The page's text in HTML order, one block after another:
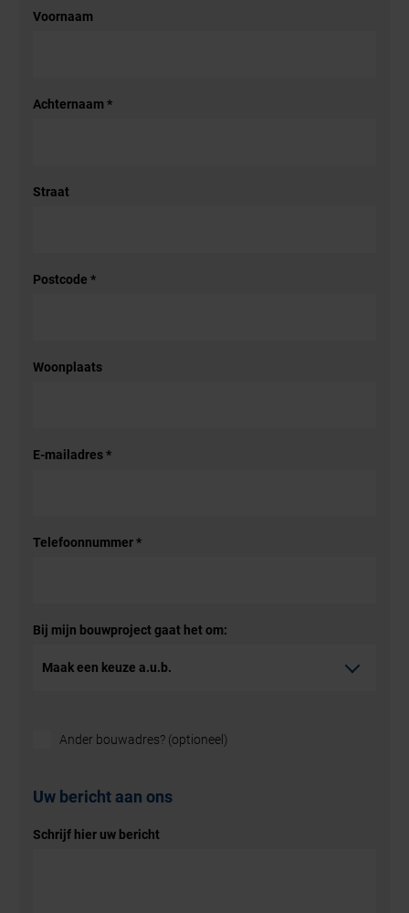
Voornaam
Achternaam*
Straat
Postcode*
Woonplaats
E-mailadres*
Telefoonnummer*
Bij mijn bouwproject gaat het om:
Ander bouwadres? (optioneel)
Uw bericht aan ons
Schrijf hier uw bericht